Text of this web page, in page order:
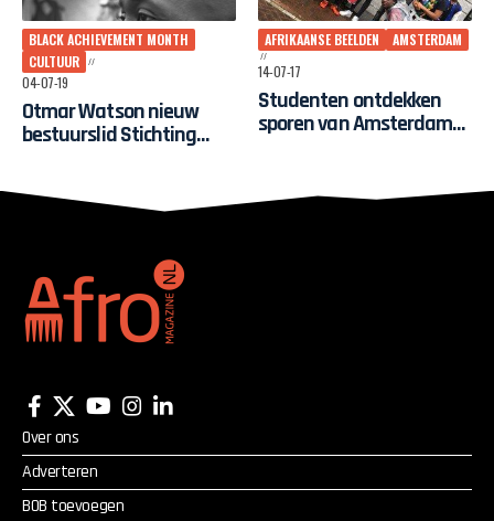
BLACK ACHIEVEMENT MONTH
CULTUUR
04-07-19
Otmar Watson nieuw
bestuurslid Stichting
AFRIKAANSE BEELDEN
AMSTERDAM
14-07-17
Studenten ontdekken
sporen van Amsterdams
Over ons
Adverteren
BOB toevoegen